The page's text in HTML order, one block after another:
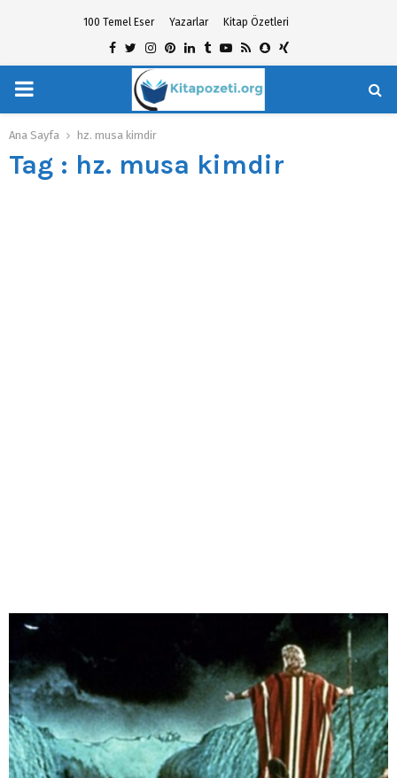
100 Temel Eser Yazarlar Kitap Özetleri
Facebook
TwitterInstagram
Pinterest
Linkedin
TumblrYoutube
RssSnapchat
Xing
PRIMARY
MENU
Ana Sayfa hz. musa kimdir
Tag : hz. musa kimdir